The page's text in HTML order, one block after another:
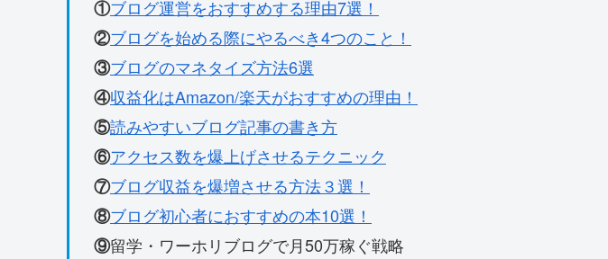
①ブログ運営をおすすめする理由7選！
②ブログを始める際にやるべき4つのこと！
③ブログのマネタイズ方法6選
④収益化はAmazon/楽天がおすすめの理由！
⑤読みやすいブログ記事の書き方
⑥アクセス数を爆上げさせるテクニック
⑦ブログ収益を爆増させる方法３選！
⑧ブログ初心者におすすめの本10選！
⑨留学・ワーホリブログで月50万稼ぐ戦略